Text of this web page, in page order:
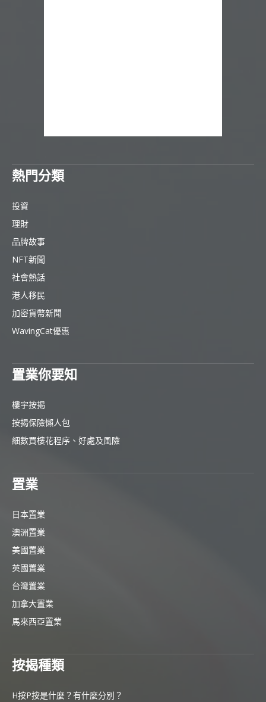
熱門分類
投資
理財
品牌故事
NFT新聞
社會熱話
港人移民
加密貨幣新聞
WavingCat優惠
置業你要知
樓宇按揭
按揭保險懶人包
細數買樓花程序、好處及風險
置業
日本置業
澳洲置業
美國置業
英國置業
台灣置業
加拿大置業
馬來西亞置業
按揭種類
H按P按是什麼？有什麼分別？